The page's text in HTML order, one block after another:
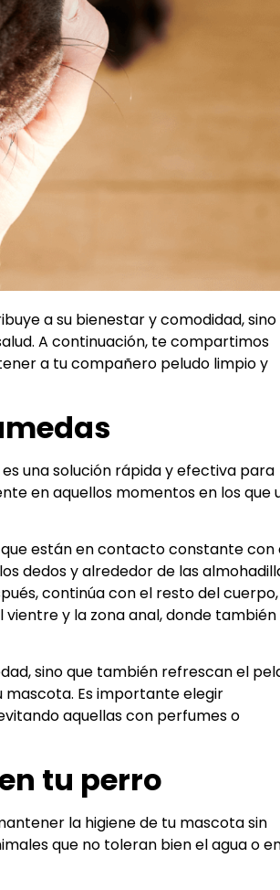
a su bienestar y comodidad, sino
A continuación, te compartimos
a tu compañero peludo limpio y
una solución rápida y efectiva para
en aquellos momentos en los que
están en contacto constante con
dedos y alrededor de las
continúa con el resto del cuerpo,
y la zona anal, donde también
sino que también refrescan el
Es importante elegir
aquellas con perfumes o
tu perro
la higiene de tu mascota sin
que no toleran bien el agua o